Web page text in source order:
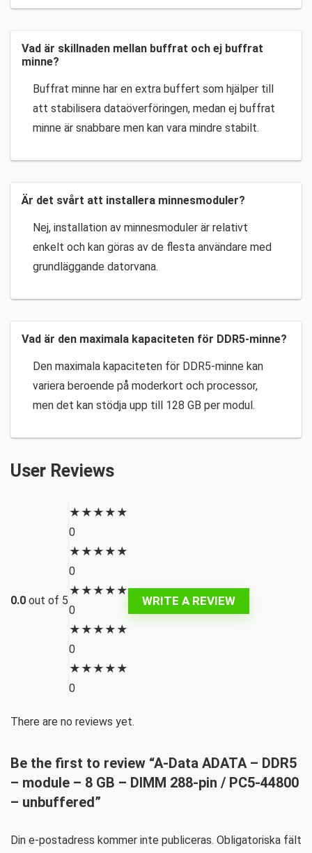
Vad är skillnaden mellan buffrat och ej buffrat
minne?
Buffrat minne har en extra buffert som hjälper till
att stabilisera dataöverföringen, medan ej buffrat
minne är snabbare men kan vara mindre stabilt.
Är det svårt att installera minnesmoduler?
Nej, installation av minnesmoduler är relativt
enkelt och kan göras av de flesta användare med
grundläggande datorvana.
Vad är den maximala kapaciteten för DDR5-minne?
Den maximala kapaciteten för DDR5-minne kan
variera beroende på moderkort och processor,
men det kan stödja upp till 128 GB per modul.
User Reviews
0.0 out of 5
★ ★ ★ ★ ★
0
★ ★ ★ ★ ★
0
★ ★ ★ ★ ★
0
★ ★ ★ ★ ★
0
★ ★ ★ ★ ★
0
WRITE A REVIEW
There are no reviews yet.
Be the first to review “A-Data ADATA – DDR5
– module – 8 GB – DIMM 288-pin / PC5-44800
– unbuffered”
Din e-postadress kommer inte publiceras. Obligatoriska fält